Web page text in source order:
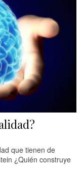
que tienen de
¿Quién construye